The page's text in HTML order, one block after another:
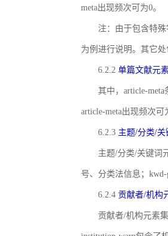
meta出现频次可为0。
注：由于包含特殊
为例进行说明。其它
6.2.2 单篇文献元
其中，article-
article-meta出现频次可
6.2.3 主题/分类/
主题/分类/关键词
号、分类法信息；
6.2.4 贡献者/机构
贡献者/机构元素